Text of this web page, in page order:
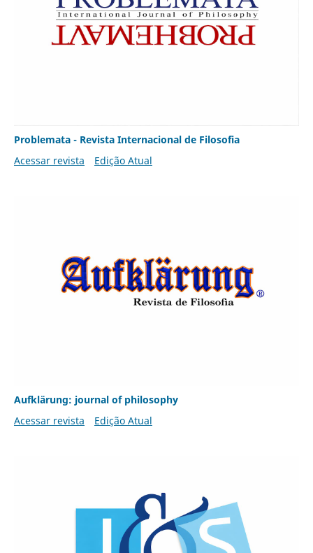
Problemata - Revista Internacional de Filosofia
Acessar revista
Edição Atual
Aufklärung: journal of philosophy
Acessar revista
Edição Atual